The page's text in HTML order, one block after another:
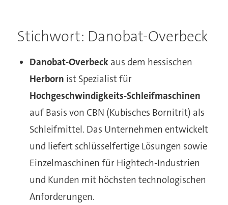
Stichwort: Danobat-Overbeck
Danobat-Overbeck aus dem hessischen
Herborn ist Spezialist für
Hochgeschwindigkeits-Schleifmaschinen
auf Basis von CBN (Kubisches Bornitrit) als
Schleifmittel. Das Unternehmen entwickelt
und liefert schlüsselfertige Lösungen sowie
Einzelmaschinen für Hightech-Industrien
und Kunden mit höchsten technologischen
Anforderungen.